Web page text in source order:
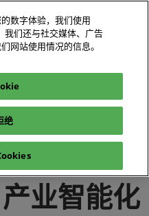
展
工厂设施展
力：发展逻辑与实践路径
业智能化
数字体验，我们使用
我们还与社交媒体、广告
网站使用情况的信息。
绝